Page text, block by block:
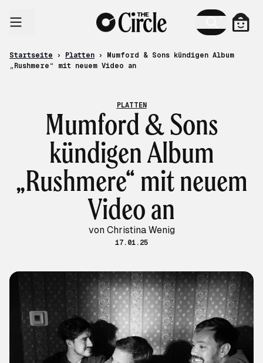
Startseite › Platten ›
Mumford & Sons kündigen Album
„Rushmere“ mit neuem Video an
PLATTEN
Mumford & Sons
kündigen Album
„Rushmere“ mit neuem
Video an
von Christina Wenig
17.01.25